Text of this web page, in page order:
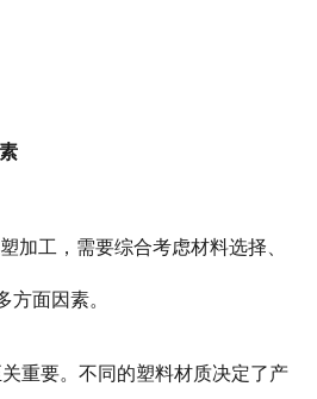
加工，需要综合考虑材料选择、
方面因素。
重要。不同的塑料材质决定了产